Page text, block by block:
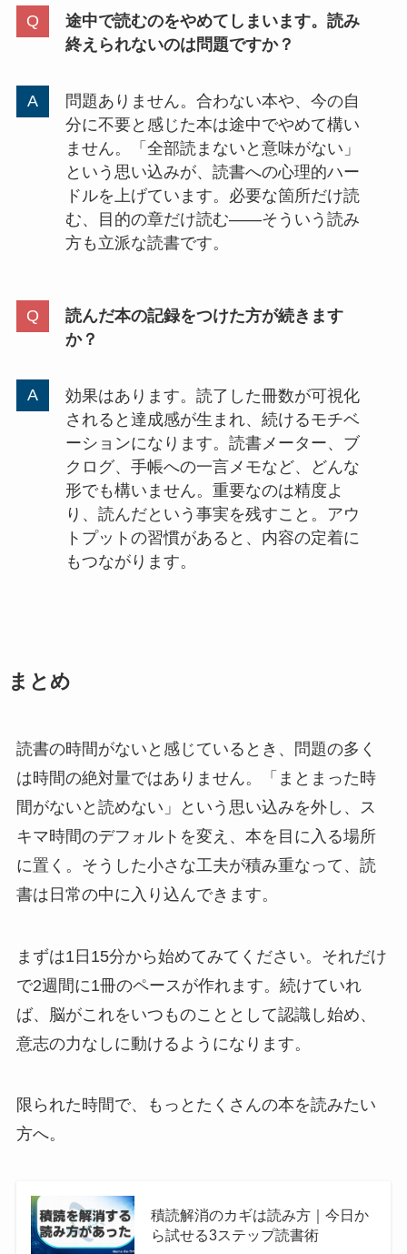
途中で読むのをやめてしまいます。読み
終えられないのは問題ですか？
問題ありません。合わない本や、今の自
分に不要と感じた本は途中でやめて構い
ません。「全部読まないと意味がない」
という思い込みが、読書への心理的ハー
ドルを上げています。必要な箇所だけ読
む、目的の章だけ読む——そういう読み
方も立派な読書です。
読んだ本の記録をつけた方が続きます
か？
効果はあります。読了した冊数が可視化
されると達成感が生まれ、続けるモチベ
ーションになります。読書メーター、ブ
クログ、手帳への一言メモなど、どんな
形でも構いません。重要なのは精度よ
り、読んだという事実を残すこと。アウ
トプットの習慣があると、内容の定着に
もつながります。
まとめ
読書の時間がないと感じているとき、問題の多く
は時間の絶対量ではありません。「まとまった時
間がないと読めない」という思い込みを外し、ス
キマ時間のデフォルトを変え、本を目に入る場所
に置く。そうした小さな工夫が積み重なって、読
書は日常の中に入り込んできます。
まずは1日15分から始めてみてください。それだけ
で2週間に1冊のペースが作れます。続けていれ
ば、脳がこれをいつものこととして認識し始め、
意志の力なしに動けるようになります。
限られた時間で、もっとたくさんの本を読みたい
方へ。
積読解消のカギは読み方｜今日か
ら試せる3ステップ読書術